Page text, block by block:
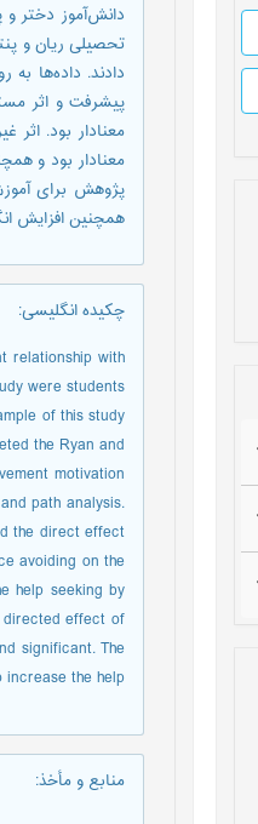
دانش‌آموز دختر
تحصیلی ریان و
دادند. داده‌ها
پیشرفت و اثر
معنادار بود.
معنادار بود و
پژوهش برای
همچنین افزایش
چکیده انگلیسی:
relationship with
were students
of this study
the Ryan and
motivation
path analysis.
the direct effect
avoiding on the
help seeking by
effect of
significant. The
the help
منابع و مأخذ: